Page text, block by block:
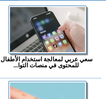
سعي عربي لمعالجة استخدام الأطفال
للمحتوى في منصات التوا...